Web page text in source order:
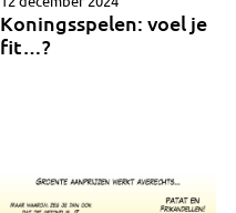
Koningsspelen: voel je
fit…?